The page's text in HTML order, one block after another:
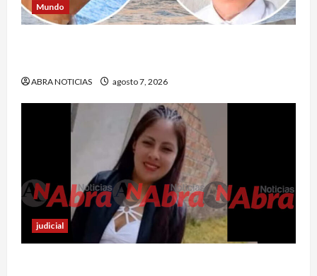
Mundo
ABRA NOTICIAS agosto 7, 2026
judicial